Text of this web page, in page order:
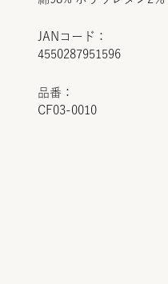
JANコード：
4550287951596
品番：
CF03-0010